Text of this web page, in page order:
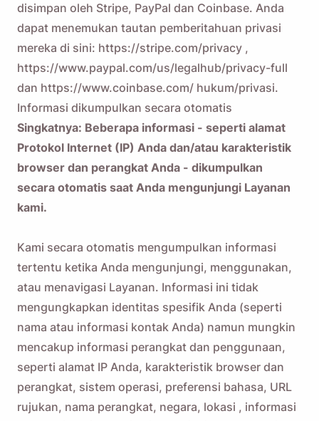
disimpan oleh Stripe, PayPal dan Coinbase. Anda
dapat menemukan tautan pemberitahuan privasi
mereka di sini: https://stripe.com/privacy ,
https://www.paypal.com/us/legalhub/privacy-full
dan https://www.coinbase.com/ hukum/privasi.
Informasi dikumpulkan secara otomatis
Singkatnya: Beberapa informasi - seperti alamat
Protokol Internet (IP) Anda dan/atau karakteristik
browser dan perangkat Anda - dikumpulkan
secara otomatis saat Anda mengunjungi Layanan
kami.
Kami secara otomatis mengumpulkan informasi
tertentu ketika Anda mengunjungi, menggunakan,
atau menavigasi Layanan. Informasi ini tidak
mengungkapkan identitas spesifik Anda (seperti
nama atau informasi kontak Anda) namun mungkin
mencakup informasi perangkat dan penggunaan,
seperti alamat IP Anda, karakteristik browser dan
perangkat, sistem operasi, preferensi bahasa, URL
rujukan, nama perangkat, negara, lokasi , informasi